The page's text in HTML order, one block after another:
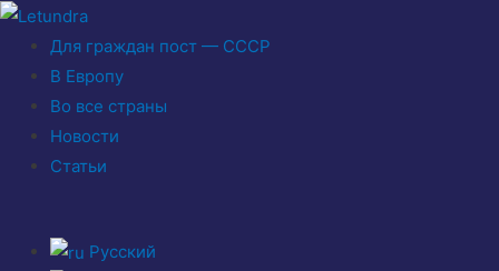
Для граждан пост — СССР
В Европу
Во все страны
Новости
Статьи
Русский